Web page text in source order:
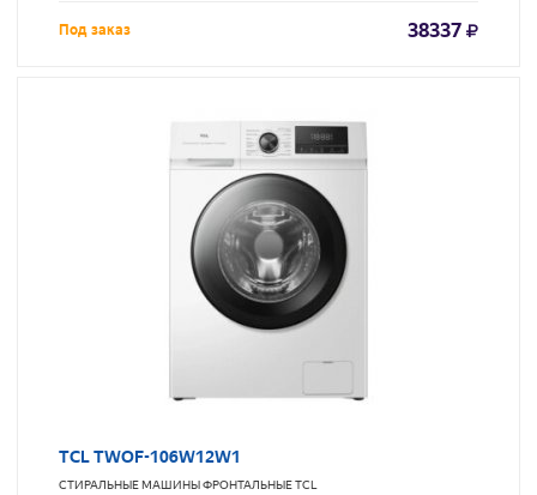
Под заказ 38337
TCL TWOF-106W12W1
СТИРАЛЬНЫЕ МАШИНЫ ФРОНТАЛЬНЫЕTCL